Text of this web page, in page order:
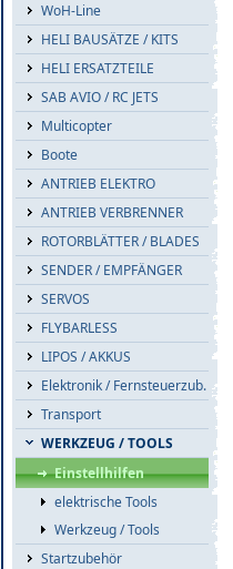
WoH-Line
HELI BAUSÄTZE / KITS
HELI ERSATZTEILE
SAB AVIO / RC JETS
Multicopter
Boote
ANTRIEB ELEKTRO
ANTRIEB VERBRENNER
ROTORBLÄTTER / BLADES
SENDER / EMPFÄNGER
SERVOS
FLYBARLESS
LIPOS / AKKUS
Elektronik / Fernsteuerzub.
Transport
WERKZEUG / TOOLS
Einstellhilfen
elektrische Tools
Werkzeug / Tools
Startzubehör